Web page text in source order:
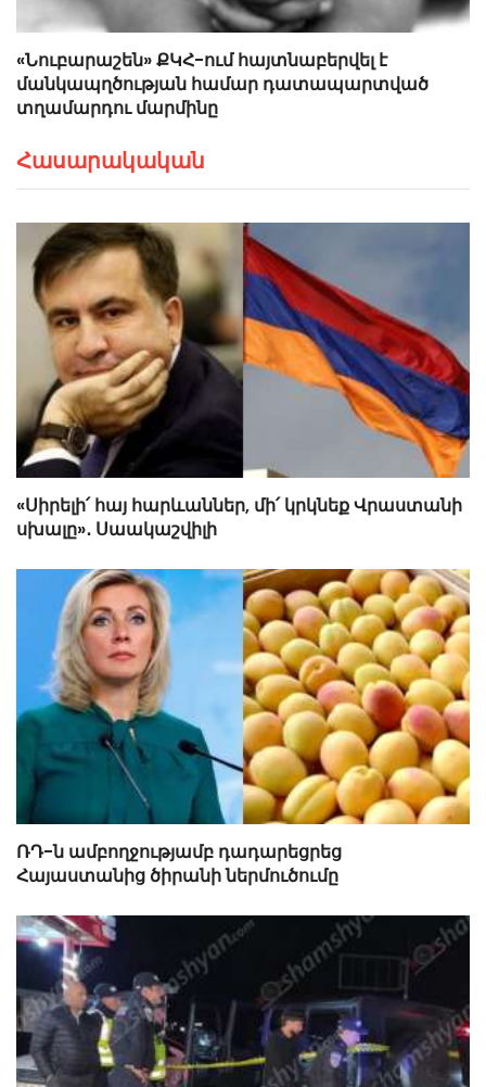
«Նուբարաշեն» ՔԿՀ-ում հայտնաբերվել է
մանկապղծության համար դատապարտված
տղամարդու մարմինը
Հասարակական
«Սիրելի՛ հայ հարևաններ, մի՛ կրկնեք Վրաստանի
սխալը»․ Սաակաշվիլի
ՌԴ-ն ամբողջությամբ դադարեցրեց
Հայաստանից ծիրանի ներմուծումը